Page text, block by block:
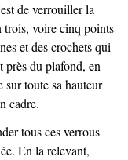
de verrouiller la
trois, voire cinq points
et des crochets qui
près du plafond, en
sur toute sa hauteur
cadre.
En la relevant,